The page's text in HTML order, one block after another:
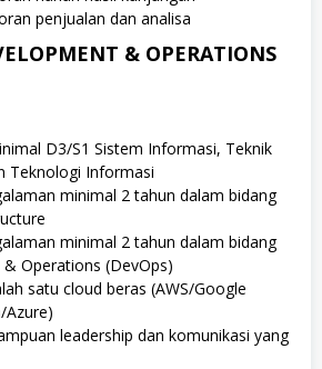
penjualan dan analisa
& OPERATIONS
D3/S1 Sistem Informasi, Teknik
Teknologi Informasi
minimal 2 tahun dalam bidang
minimal 2 tahun dalam bidang
Operations (DevOps)
satu cloud beras (AWS/Google
Azure)
leadership dan komunikasi yang